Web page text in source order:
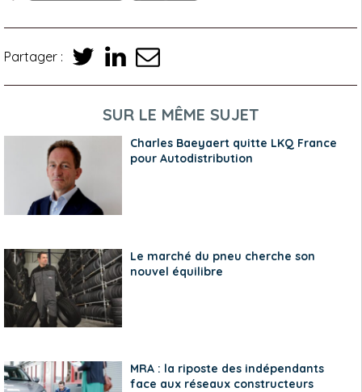
Partager :
SUR LE MÊME SUJET
Charles Baeyaert quitte LKQ France
pour Autodistribution
Le marché du pneu cherche son
nouvel équilibre
MRA : la riposte des indépendants
face aux réseaux constructeurs